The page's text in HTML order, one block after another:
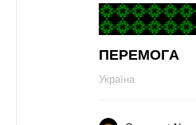
ПЕРЕМОГA
Україна